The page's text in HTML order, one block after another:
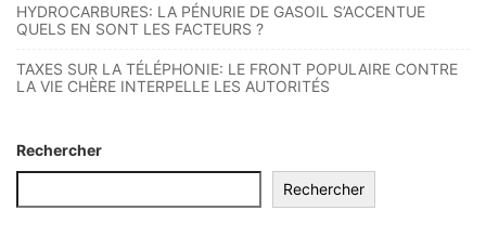
HYDROCARBURES: LA PÉNURIE DE GASOIL S’ACCENTUE
QUELS EN SONT LES FACTEURS ?
TAXES SUR LA TÉLÉPHONIE: LE FRONT POPULAIRE CONTRE
LA VIE CHÈRE INTERPELLE LES AUTORITÉS
Rechercher
Rechercher